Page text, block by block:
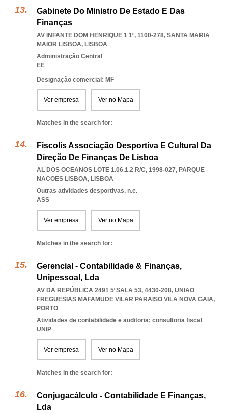
Gabinete Do Ministro De Estado E Das
Finanças
AV INFANTE DOM HENRIQUE 1 1º, 1100-278, SANTA MARIA
MAIOR LISBOA, LISBOA
Administração Central
EE
Designação comercial: MF
Ver empresa Ver no Mapa
Matches in the search for:
Fiscolis Associação Desportiva E Cultural Da
Direção De Finanças De Lisboa
AL DOS OCEANOS LOTE 1.06.1.2 R/C, 1998-027, PARQUE
NACOES LISBOA, LISBOA
Outras atividades desportivas, n.e.
ASS
Ver empresa Ver no Mapa
Matches in the search for:
Gerencial - Contabilidade & Finanças,
Unipessoal, Lda
AV DA REPÚBLICA 2491 5ºSALA 53, 4430-208, UNIAO
FREGUESIAS MAFAMUDE VILAR PARAISO VILA NOVA GAIA,
PORTO
Atividades de contabilidade e auditoria; consultoria fiscal
UNIP
Ver empresa Ver no Mapa
Matches in the search for:
Conjugacálculo - Contabilidade E Finanças,
Lda